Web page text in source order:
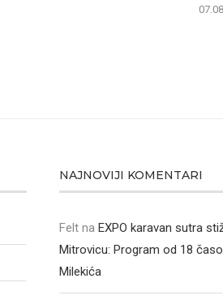
NAJNOVIJI KOMENTARI
Felt naEXPO karavan sutra
Mitrovicu: Program od 18
Milekića